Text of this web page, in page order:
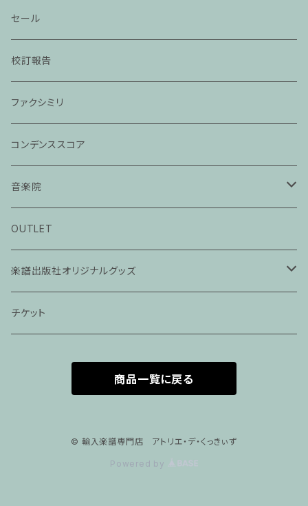
セール
校訂報告
ファクシミリ
コンデンススコア
音楽院
ピアノ科３０分レッスン
ピアノ科４５分レッスン
家族割プラン
家族割適用プラン2
声楽ピアノ４５分レッスン
ヴァイオリンピアノ６０分レッスン
OUTLET
楽譜出版社オリジナルグッズ
アパレル
チケット
商品一覧に戻る
© 輸入楽譜専門店 アトリエ・デ・くっきぃず
Powered by